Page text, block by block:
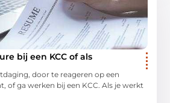
bij een KCC of als
door te reageren op een
of ga werken bij een KCC. Als je werkt